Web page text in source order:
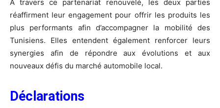
À travers ce partenariat renouvelé, les deux parties
réaffirment leur engagement pour offrir les produits les
plus performants afin d’accompagner la mobilité des
Tunisiens. Elles entendent également renforcer leurs
synergies afin de répondre aux évolutions et aux
nouveaux défis du marché automobile local.
Déclarations